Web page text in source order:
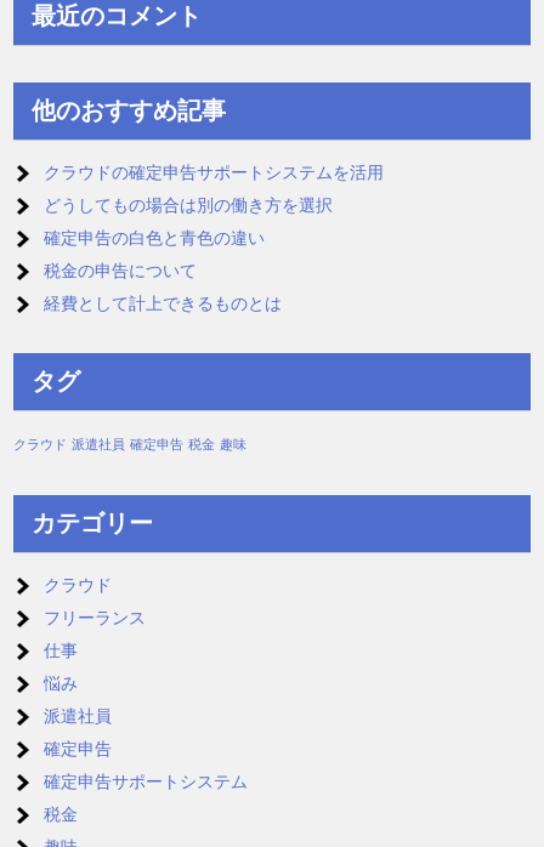
最近のコメント
他のおすすめ記事
クラウドの確定申告サポートシステムを活用
どうしてもの場合は別の働き方を選択
確定申告の白色と青色の違い
税金の申告について
経費として計上できるものとは
タグ
クラウド 派遣社員 確定申告 税金 趣味
カテゴリー
クラウド
フリーランス
仕事
悩み
派遣社員
確定申告
確定申告サポートシステム
税金